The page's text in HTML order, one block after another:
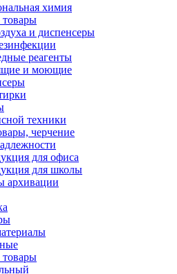
химия
товары
и диспенсеры
реагенты
и моющие
техники
черчение
для офиса
для школы
архивации
товары